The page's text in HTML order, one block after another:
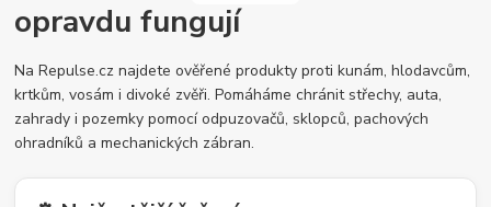
opravdu fungují
Na Repulse.cz najdete ověřené produkty proti kunám, hlodavcům,
krtkům, vosám i divoké zvěři. Pomáháme chránit střechy, auta,
zahrady i pozemky pomocí odpuzovačů, sklopců, pachových
ohradníků a mechanických zábran.